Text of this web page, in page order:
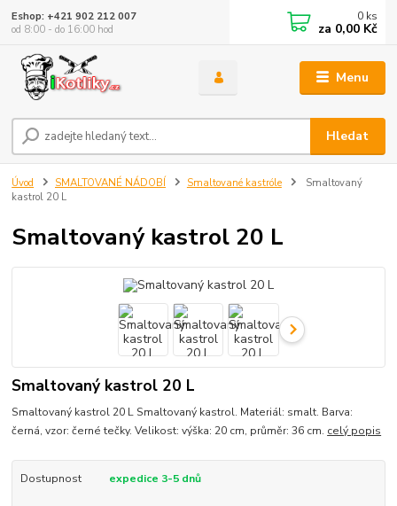
Menu
Hledat
Eshop: +421 902 212 007
od 8:00 - do 16:00 hod
0 ks
za 0,00 Kč
Úvod SMALTOVANÉ NÁDOBÍ Smaltované kastróle
Smaltovaný
kastrol 20 L
Smaltovaný kastrol 20 L
Smaltovaný kastrol 20 L
Smaltovaný kastrol 20 L Smaltovaný kastrol. Materiál: smalt. Barva:
černá, vzor: černé tečky. Velikost: výška: 20 cm, průměr: 36 cm. celý popis
Dostupnost expedice 3-5 dnů